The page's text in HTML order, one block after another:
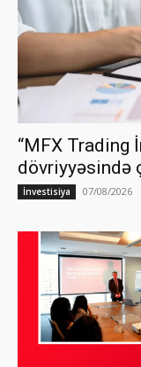
“MFX Trading
dövriyyəsində
İnvestisiya 07/08/2026